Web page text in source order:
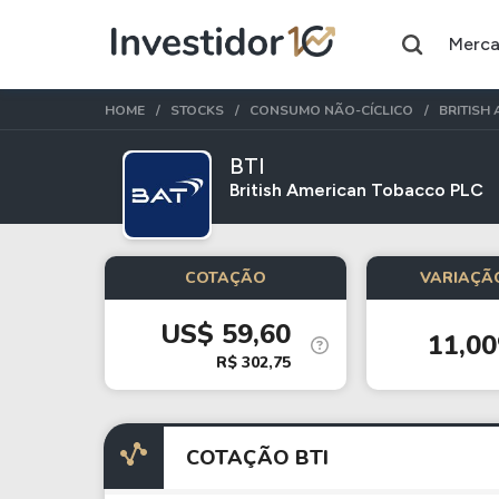
Assuntos do momento
Índice
Ibovespa
Ação
Ambev
HGLG11
HOME STOCKS CONSUMO NÃO-CÍCLICO BRITISH
BTI
British American Tobacco PLC
COTAÇÃO
US$ 59,60
R$ 302,75
COTAÇÃO BTI